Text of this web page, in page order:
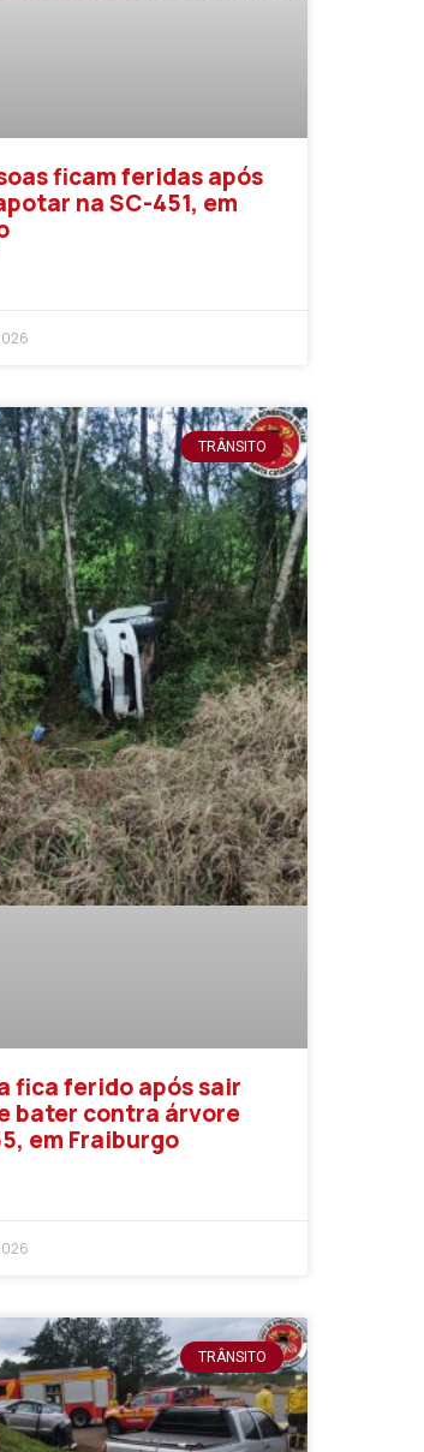
ficam feridas após
na SC-451, em
TRÂNSITO
fica ferido após sair
bater contra árvore
em Fraiburgo
TRÂNSITO